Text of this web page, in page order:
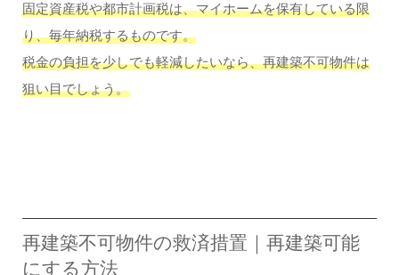
固定資産税や都市計画税は、マイホームを保有している限
り、毎年納税するものです。
税金の負担を少しでも軽減したいなら、再建築不可物件は
狙い目でしょう。
再建築不可物件の救済措置｜再建築可能
にする方法